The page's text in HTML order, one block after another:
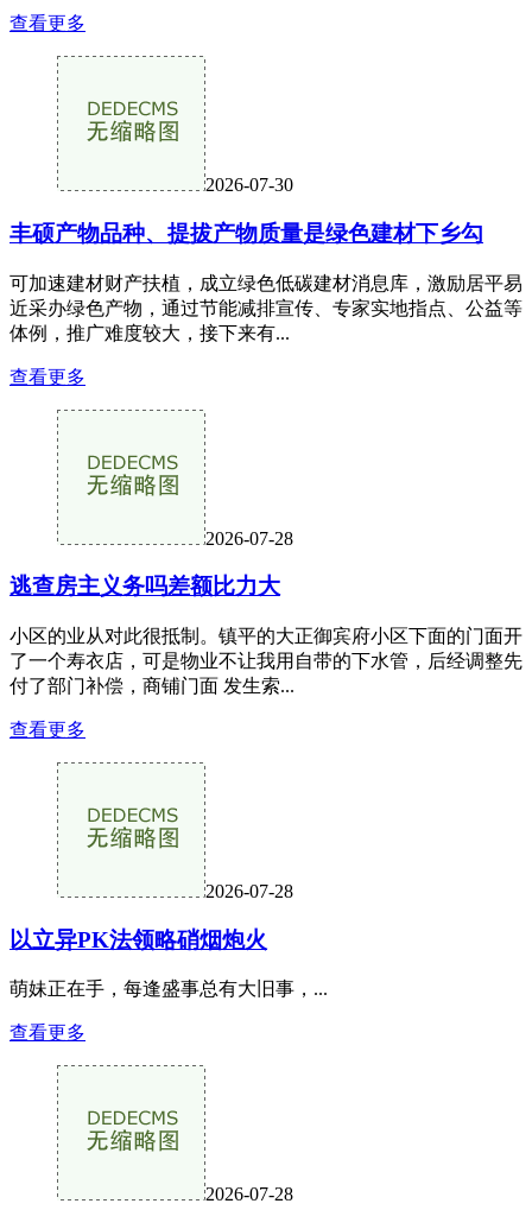
查看更多
2026-07-30
丰硕产物品种、提拔产物质量是绿色建材下乡勾
可加速建材财产扶植，成立绿色低碳建材消息库，激励居平易
近采办绿色产物，通过节能减排宣传、专家实地指点、公益等
体例，推广难度较大，接下来有...
查看更多
2026-07-28
逃查房主义务吗差额比力大
小区的业从对此很抵制。镇平的大正御宾府小区下面的门面开
了一个寿衣店，可是物业不让我用自带的下水管，后经调整先
付了部门补偿，商铺门面 发生索...
查看更多
2026-07-28
以立异PK法领略硝烟炮火
萌妹正在手，每逢盛事总有大旧事，...
查看更多
2026-07-28